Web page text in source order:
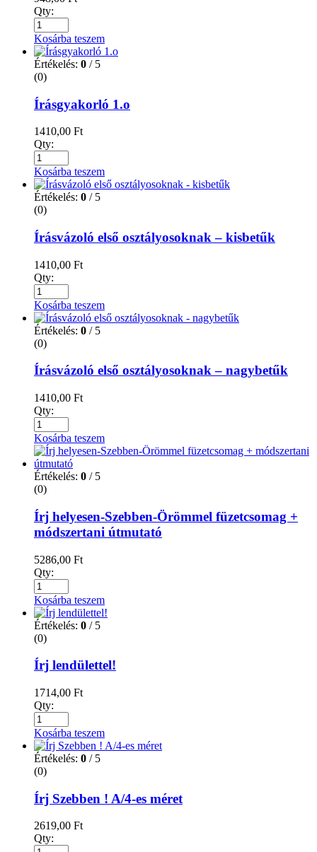
Qty:
Kosárba teszem
Értékelés: 0 / 5
(0)
Írásgyakorló 1.o
1410,00 Ft
Qty:
Kosárba teszem
Értékelés: 0 / 5
(0)
Írásvázoló első osztályosoknak – kisbetűk
1410,00 Ft
Qty:
Kosárba teszem
Értékelés: 0 / 5
(0)
Írásvázoló első osztályosoknak – nagybetűk
1410,00 Ft
Qty:
Kosárba teszem
Értékelés: 0 / 5
(0)
Írj helyesen-Szebben-Örömmel füzetcsomag +
módszertani útmutató
5286,00 Ft
Qty:
Kosárba teszem
Értékelés: 0 / 5
(0)
Írj lendülettel!
1714,00 Ft
Qty:
Kosárba teszem
Értékelés: 0 / 5
(0)
Írj Szebben ! A/4-es méret
2619,00 Ft
Qty: